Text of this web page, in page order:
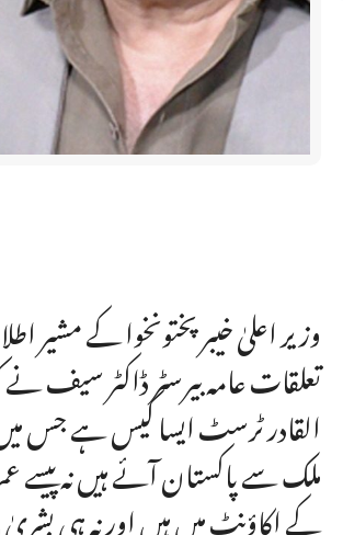
وزیر اعلیٰ خیبر پختونخوا کے مشیر
تعلقات عامہ بیرسٹر ڈاکٹر سیف
القادر ٹرسٹ ایسا کیس ہے جس
ملک سے پاکستان آئے ہیں نہ
کے اکاؤنٹ میں ہیں اور نہ ہی